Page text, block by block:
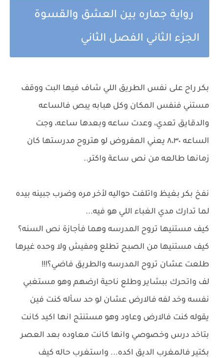
رواية جماره بين العشق والقسوة
الجزء الثاني الفصل الثاني
بكر راح على نفس الطريق اللي شاف فيها البت ووقف
مستني فنفس المكان وكل هبابه يبص فالساعه
والدقايق تعدي، وعدت ساعه وبعدها ساعه، وجت
الساعه ٨،٣٠ يعني المفروض لو هتروح مدرستها كان
زمانها طالعه من نص ساعة واكتر..
نفخ بكر بغيظ واتلفت حواليه لأخر مره وضرب جبينه بيده
لما تدارك مدي الغباء اللي هو فيه...
كيف مستنيها تروح المدرسه وهما فأجازة نص السنه؟
كيف مستنيها من الصبح تطلع ومفيش ولا وحده غيرها
طلعت عشان تروح المدرسه والطريق فاضي؟!!!
لف واتحرك ببشاير وطلع ناحية ارضهم وهو مستغبي
نفسه وخد لفه فالارض عشان لو حد سأله كنت فين
يقوله كنت فالارض وعاود وهو مستنتج انها اكيد كانت
بتاخد درس وخصوصي وانها كانت معاوده بعد العصر
بكتير فالمغرب الديق اكده... واستغرب حاله كيف